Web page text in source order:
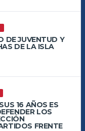
DE JUVENTUD Y
DE LA ISLA
16 AÑOS ES
LOS
FRENTE